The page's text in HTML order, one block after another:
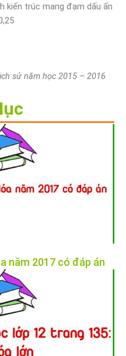
kiến trúc mang đạm dấu ấn
sử năm học 2015 – 2016
năm 2017 có đáp án